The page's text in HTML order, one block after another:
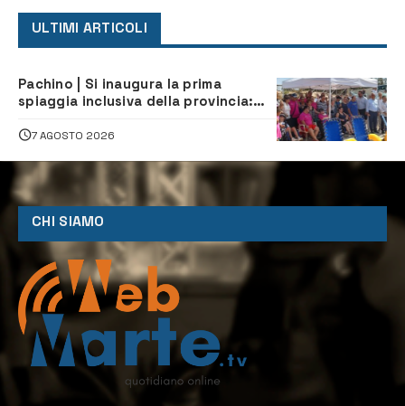
ULTIMI ARTICOLI
Pachino | Si inaugura la prima
spiaggia inclusiva della provincia:
tutti
7 AGOSTO 2026
CHI SIAMO